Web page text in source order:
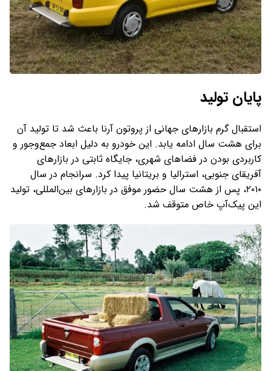
پایان تولید
استقبال گرم بازارهای جهانی از پروتون آرنا باعث شد تا تولید آن
برای هشت سال ادامه یابد. این خودرو به دلیل ابعاد جمع‌وجور و
کاربردی بودن در فضاهای شهری، جایگاه ثابتی در بازارهای
آفریقای جنوبی، استرالیا و بریتانیا پیدا کرد. سرانجام در سال
۲۰۱۰، پس از هشت سال حضور موفق در بازارهای بین‌المللی، تولید
این پیک‌آپ خاص متوقف شد.